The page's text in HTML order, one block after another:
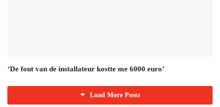
‘De fout van de installateur kostte me 6000 euro’
Load More Posts